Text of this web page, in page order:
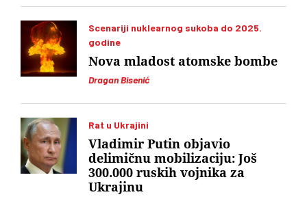
Scenariji nuklearnog sukoba do 2025.
godine
Dragan Bisenić
Nova mladost atomske bombe
Rat u Ukrajini
Vladimir Putin objavio
delimičnu mobilizaciju: Još
300.000 ruskih vojnika za
Ukrajinu